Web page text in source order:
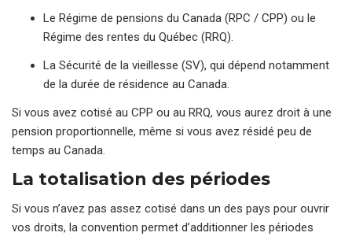
Le Régime de pensions du Canada (RPC / CPP) ou le
Régime des rentes du Québec (RRQ).
La Sécurité de la vieillesse (SV), qui dépend notamment
de la durée de résidence au Canada.
Si vous avez cotisé au CPP ou au RRQ, vous aurez droit à une
pension proportionnelle, même si vous avez résidé peu de
temps au Canada.
La totalisation des périodes
Si vous n’avez pas assez cotisé dans un des pays pour ouvrir
vos droits, la convention permet d’additionner les périodes